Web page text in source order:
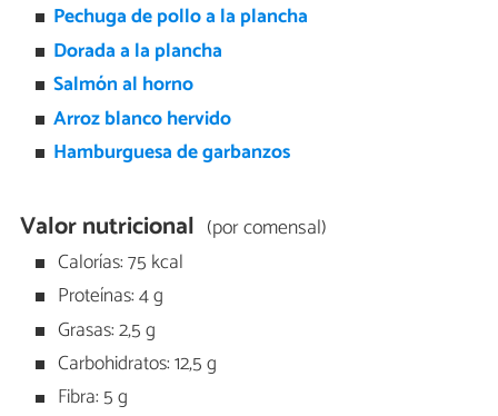
Pechuga de pollo a la plancha
Dorada a la plancha
Salmón al horno
Arroz blanco hervido
Hamburguesa de garbanzos
Valor nutricional (por comensal)
Calorías: 75 kcal
Proteínas: 4 g
Grasas: 2,5 g
Carbohidratos: 12,5 g
Fibra: 5 g